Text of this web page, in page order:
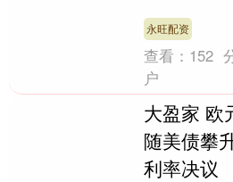
永旺配资
查看： 152
户
大盈家 欧
随美债攀
利率决议